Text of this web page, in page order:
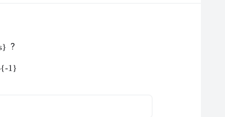
?
1}